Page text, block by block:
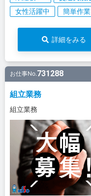
女性活躍中
簡単作業
詳細をみる
お仕事No.731288
組立業務
組立業務